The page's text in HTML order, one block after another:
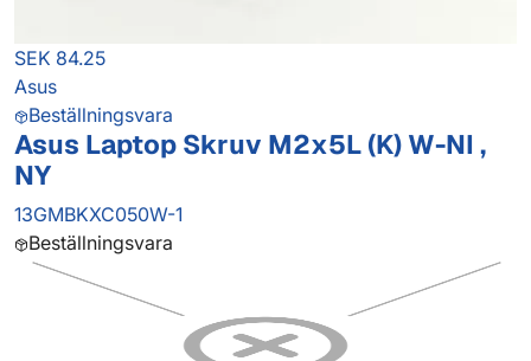
SEK 84.25
Asus
Beställningsvara
Asus Laptop Skruv M2x5L (K) W-NI ,
NY
13GMBKXC050W-1
Beställningsvara